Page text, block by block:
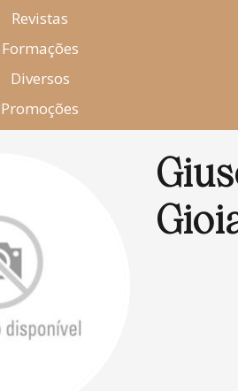
Revistas
Formações
Diversos
Promoções